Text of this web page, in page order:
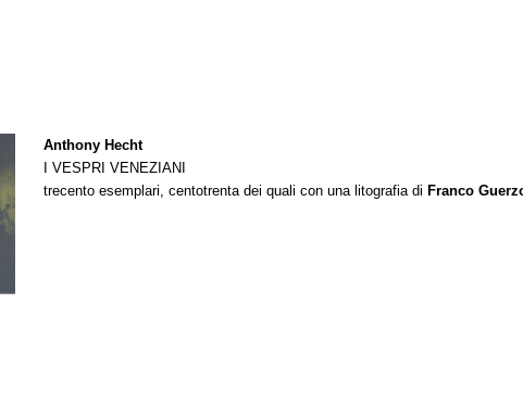
Anthony Hecht
I VESPRI VENEZIANI
trecento esemplari, centotrenta dei quali con una litografia di Franco